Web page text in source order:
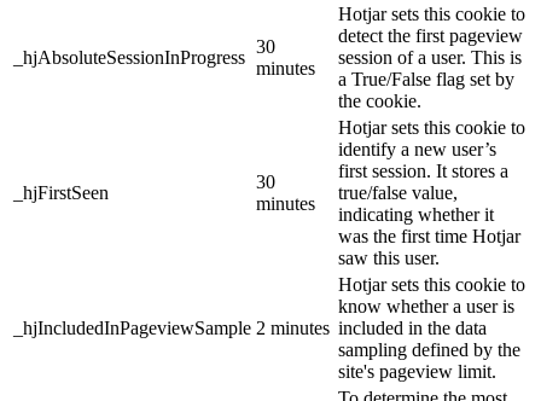
_hjAbsoluteSessionInProgress
30
minutes
Hotjar sets this cookie to
detect the first pageview
session of a user. This is
a True/False flag set by
the cookie.
_hjFirstSeen
30
minutes
Hotjar sets this cookie to
identify a new user’s
first session. It stores a
true/false value,
indicating whether it
was the first time Hotjar
saw this user.
_hjIncludedInPageviewSample 2 minutes
Hotjar sets this cookie to
know whether a user is
included in the data
sampling defined by the
site's pageview limit.